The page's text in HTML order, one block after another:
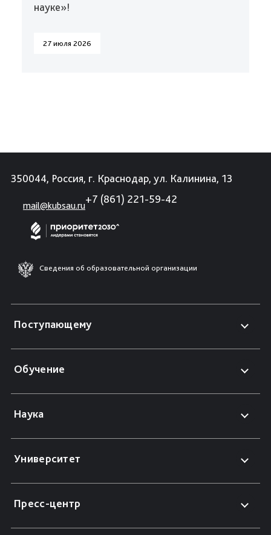
науке»!
27 июля 2026
350044, Россия, г. Краснодар, ул. Калинина, 13
mail@kubsau.ru
+7 (861) 221-59-42
Сведения об образовательной организации
Поступающему
Обучение
Наука
Университет
Пресс-центр